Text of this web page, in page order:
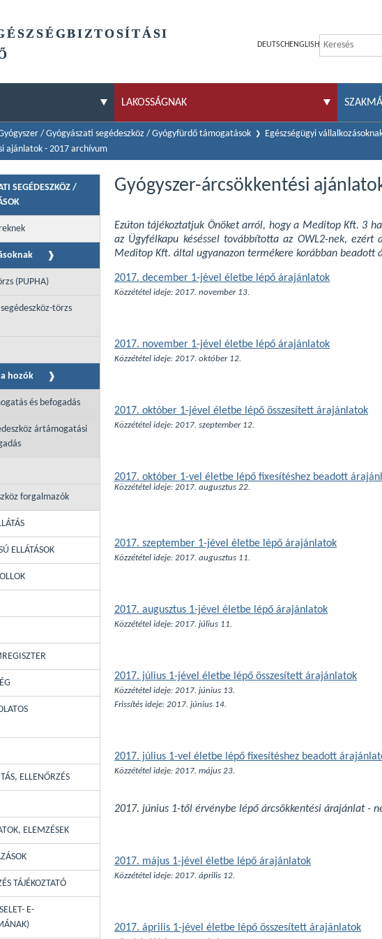
DEUTSCH ENGLISH
LAKOSSÁGNAK
/ Gyógyászati segédeszköz / Gyógyfürdő támogatások Egészségügyi
ajánlatok - 2017 archívum
SEGÉDESZKÖZ /
(PUPHA)
törzs
hozók
és befogadás
ártámogatási
forgalmazók
ELLÁTÁSOK
ELLENŐRZÉS
ELEMZÉSEK
TÁJÉKOZTATÓ
E-
Gyógyszer-árcsökkentési
Ezúton tájékoztatjuk Önöket arról, hogy a Meditop Kft. 3
az Ügyfélkapu késéssel továbbította az OWL2-nek,
Meditop Kft. által ugyanazon termékere korábban beadott
2017. december 1-jével életbe lépő árajánlatok
Közzététel ideje: 2017. november 13.
2017. november 1-jével életbe lépő árajánlatok
Közzététel ideje: 2017. október 12.
2017. október 1-jével életbe lépő összesített árajánlatok
Közzététel ideje: 2017. szeptember 12.
2017. október 1-vel életbe lépő fixesítéshez beadott
Közzététel ideje: 2017. augusztus 22.
2017. szeptember 1-jével életbe lépő árajánlatok
Közzététel ideje: 2017. augusztus 11.
2017. augusztus 1-jével életbe lépő árajánlatok
Közzététel ideje: 2017. július 11.
2017. július 1-jével életbe lépő összesített árajánlatok
Közzététel ideje: 2017. június 13.
Frissítés ideje: 2017. június 14.
2017. július 1-vel életbe lépő fixesítéshez beadott
Közzététel ideje: 2017. május 23.
2017. június 1-től érvénybe lépő árcsökkentési árajánlat -
2017. május 1-jével életbe lépő árajánlatok
Közzététel ideje: 2017. április 12.
2017. április 1-jével életbe lépő összesített árajánlatok